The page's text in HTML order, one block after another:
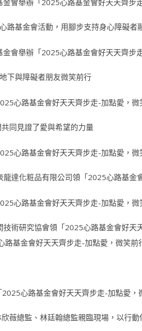
路基金會活動，用腳步支持身心障礙者
下與障礙者朋友微笑前行
同見證了愛與希望的力量
達化粧品有限公司領「2025心路基金
術研究協會領「2025心路基金會好天
薇總監、林廷翰總監親臨現場，以行動